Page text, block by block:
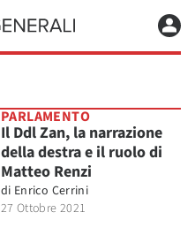
PARLAMENTO
Il Ddl Zan, la narrazione
della destra e il ruolo di
Matteo Renzi
di Enrico Cerrini
27 Ottobre 2021